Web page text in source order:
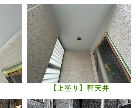
【上塗り】軒天井